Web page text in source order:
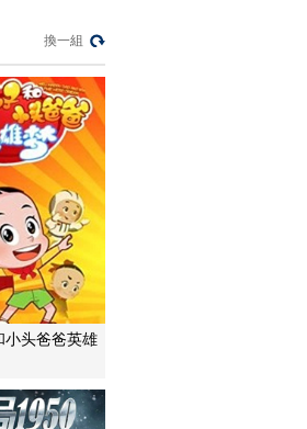
寻找吸血蝠 [自然密码]
20110919
00:38:56
寻找巨蜥 [自然密码]
20110920
00:38:58
新聞1+1
上班“摸魚”公司有權開
中國法治觀察
換一組
小头爸爸英雄